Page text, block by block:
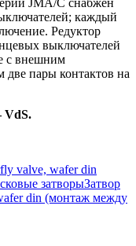
JMA/C снабжен
каждый
Редуктор
выключателей
с внешним
пары контактов на
VdS.
valve, wafer din
затворыЗатвор
din (монтаж между